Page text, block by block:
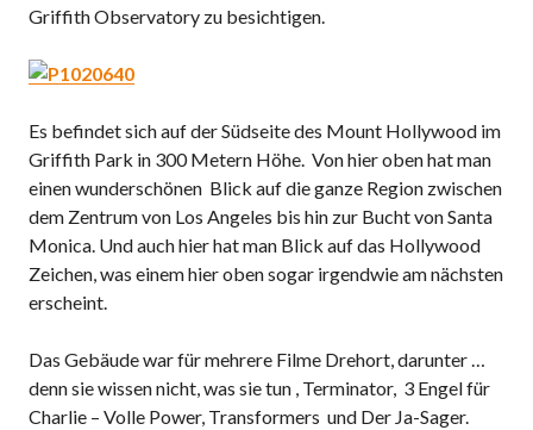
Griffith Observatory zu besichtigen.
Es befindet sich auf der Südseite des Mount Hollywood im
Griffith Park in 300 Metern Höhe. Von hier oben hat man
einen wunderschönen Blick auf die ganze Region zwischen
dem Zentrum von Los Angeles bis hin zur Bucht von Santa
Monica. Und auch hier hat man Blick auf das Hollywood
Zeichen, was einem hier oben sogar irgendwie am nächsten
erscheint.
Das Gebäude war für mehrere Filme Drehort, darunter …
denn sie wissen nicht, was sie tun , Terminator, 3 Engel für
Charlie – Volle Power, Transformers und Der Ja-Sager.